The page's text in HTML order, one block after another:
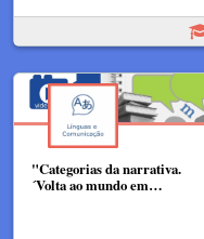
"Categorias da narrativa.
´Volta ao mundo em…